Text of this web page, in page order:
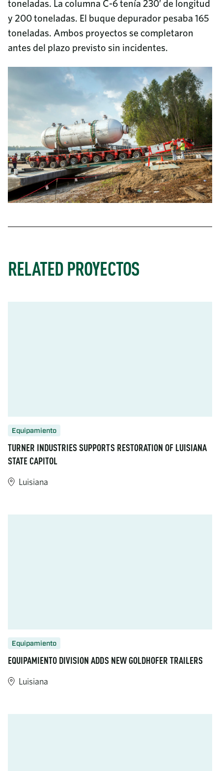
toneladas. La columna C-6 tenía 230′ de longitud
y 200 toneladas. El buque depurador pesaba 165
toneladas. Ambos proyectos se completaron
antes del plazo previsto sin incidentes.
RELATED PROYECTOS
Equipamiento
TURNER INDUSTRIES SUPPORTS RESTORATION OF LUISIANA
STATE CAPITOL
Luisiana
Equipamiento
EQUIPAMIENTO DIVISION ADDS NEW GOLDHOFER TRAILERS
Luisiana